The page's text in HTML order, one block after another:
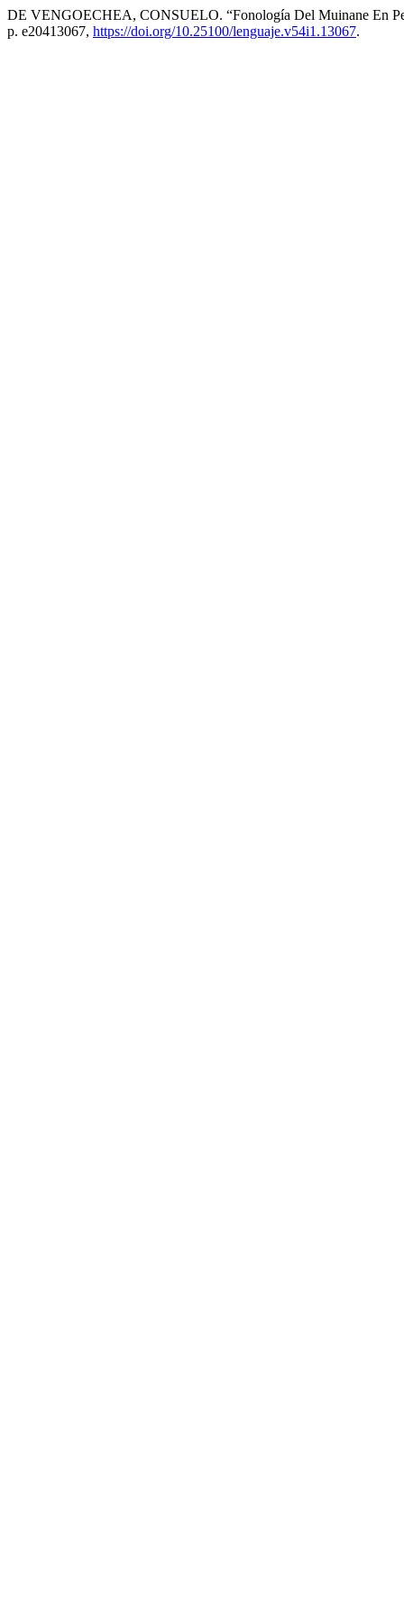
DE VENGOECHEA, CONSUELO. “Fonología Del Muinane En
p. e20413067, https://doi.org/10.25100/lenguaje.v54i1.13067.